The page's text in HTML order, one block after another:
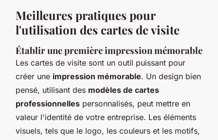
Meilleures pratiques pour
l'utilisation des cartes de visite
Établir une première impression mémorable
Les cartes de visite sont un outil puissant pour
créer une impression mémorable. Un design bien
pensé, utilisant des modèles de cartes
professionnelles personnalisés, peut mettre en
valeur l'identité de votre entreprise. Les éléments
visuels, tels que le logo, les couleurs et les motifs,